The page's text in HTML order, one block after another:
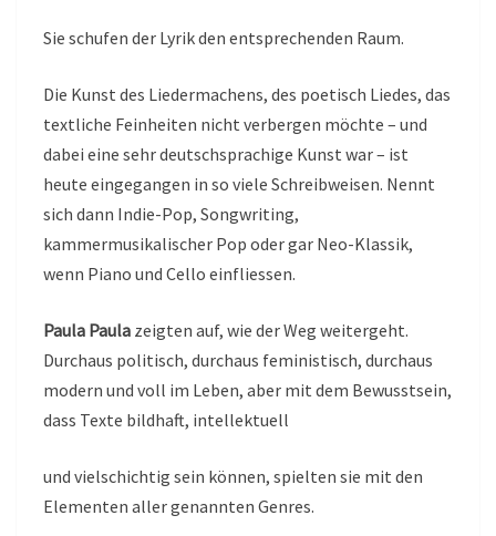
Sie schufen der Lyrik den entsprechenden Raum.
Die Kunst des Liedermachens, des poetisch Liedes, das
textliche Feinheiten nicht verbergen möchte – und
dabei eine sehr deutschsprachige Kunst war – ist
heute eingegangen in so viele Schreibweisen. Nennt
sich dann Indie-Pop, Songwriting,
kammermusikalischer Pop oder gar Neo-Klassik,
wenn Piano und Cello einfliessen.
Paula Paula zeigten auf, wie der Weg weitergeht.
Durchaus politisch, durchaus feministisch, durchaus
modern und voll im Leben, aber mit dem Bewusstsein,
dass Texte bildhaft, intellektuell
und vielschichtig sein können, spielten sie mit den
Elementen aller genannten Genres.